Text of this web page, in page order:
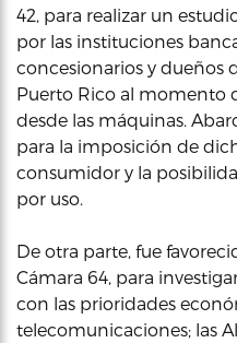
42, para realizar un
por las instituciones
concesionarios y dueños
Puerto Rico al momento
desde las máquinas.
para la imposición de
consumidor y la
por uso.
De otra parte, fue
Cámara 64, para
con las prioridades
telecomunicaciones; las